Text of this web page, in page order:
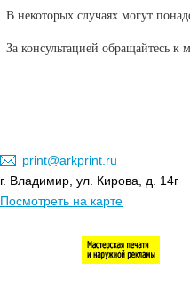
В некоторых случаях могут
За консультацией обращайтесь к
print@arkprint.ru
г. Владимир, ул. Кирова, д. 14г
Посмотреть на карте